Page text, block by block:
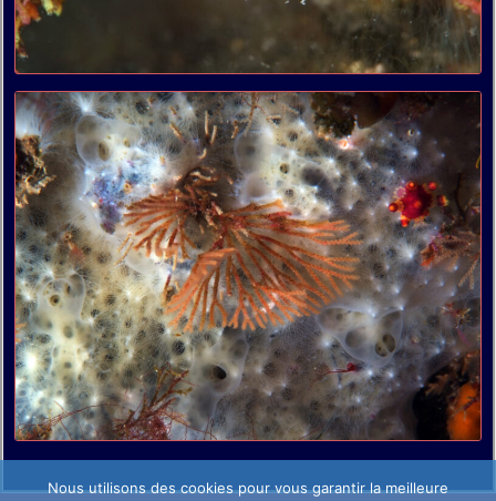
Nous utilisons des cookies pour vous garantir la meilleure